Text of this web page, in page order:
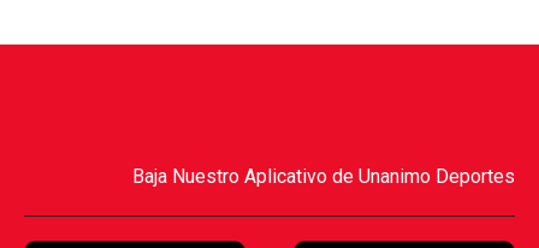
Baja Nuestro Aplicativo de Unanimo Deportes